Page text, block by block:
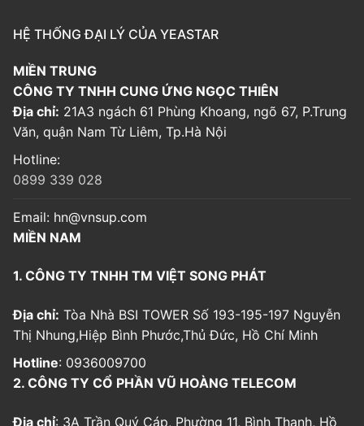
HỆ THỐNG ĐẠI LÝ CỦA YEASTAR
MIỀN TRUNG
CÔNG TY TNHH CUNG ỨNG NGỌC THIÊN
Địa chỉ: 21A3 ngách 61 Phùng Khoang, ngõ 67, P.Trung
Văn, quận Nam Từ Liêm, Tp.Hà Nội
Hotline:
0899 339 028
Email: hn@vnsup.com
MIỀN NAM
1. CÔNG TY TNHH TM VIỆT SONG PHÁT
Địa chỉ: Tòa Nhà BSI TOWER Số 193-195-197 Nguyễn
Thị Nhung,Hiệp Bình Phước,Thủ Đức, Hồ Chí Minh
Hotline: 0936009700
2. CÔNG TY CỔ PHẦN VŨ HOÀNG TELECOM
Địa chỉ: 3A Trần Quý Cáp, Phường 11, Bình Thạnh, Hồ